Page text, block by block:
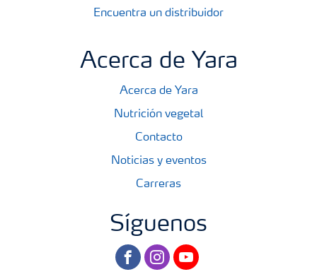
Encuentra un distribuidor
Acerca de Yara
Acerca de Yara
Nutrición vegetal
Contacto
Noticias y eventos
Carreras
Síguenos
facebookinstagram
youtube